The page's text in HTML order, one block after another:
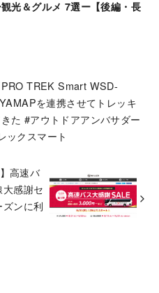
光＆グルメ 7選ー【後編・長
TREK Smart WSD-
を連携させてトレッキ
た #アウトドアアンバサダー
ックスマート
高速バ
感謝セ
ンに利